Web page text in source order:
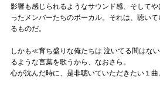
影響も感じられるようなサウンド感、そして
ったメンバーたちのボーカル。それは、聴い
るものだ。
しかも≪育ち盛りな俺たちは 泣いてる間はな
るような言葉を歌うから、なおさら。
心が沈んだ時に、是非聴いていただきたい１曲